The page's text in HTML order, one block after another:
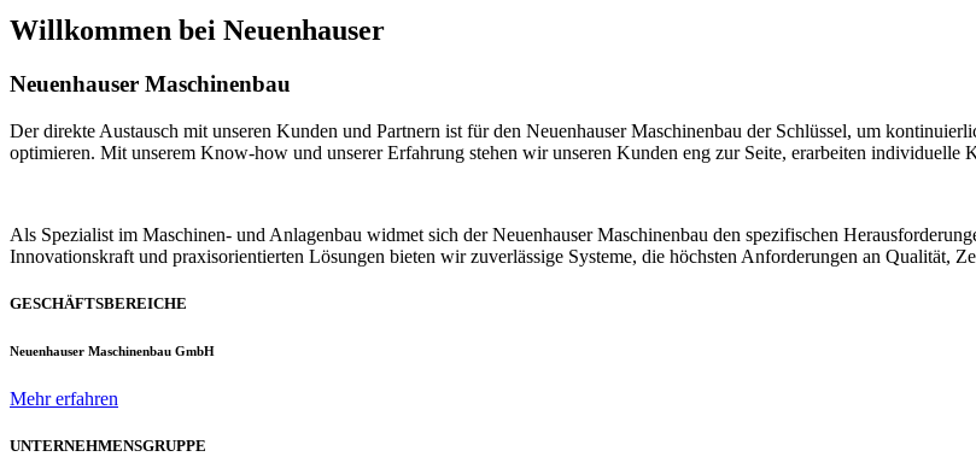
Willkommen bei Neuenhauser
Neuenhauser Maschinenbau
Der direkte Austausch mit unseren Kunden und Partnern ist für den Neuenhauser Maschinenbau der Schlüssel, um
optimieren. Mit unserem Know-how und unserer Erfahrung stehen wir unseren Kunden eng zur Seite, erarbeiten individuelle
Als Spezialist im Maschinen- und Anlagenbau widmet sich der Neuenhauser Maschinenbau den spezifischen
Innovationskraft und praxisorientierten Lösungen bieten wir zuverlässige Systeme, die höchsten Anforderungen an Qualität,
GESCHÄFTSBEREICHE
Neuenhauser Maschinenbau GmbH
Mehr erfahren
UNTERNEHMENSGRUPPE